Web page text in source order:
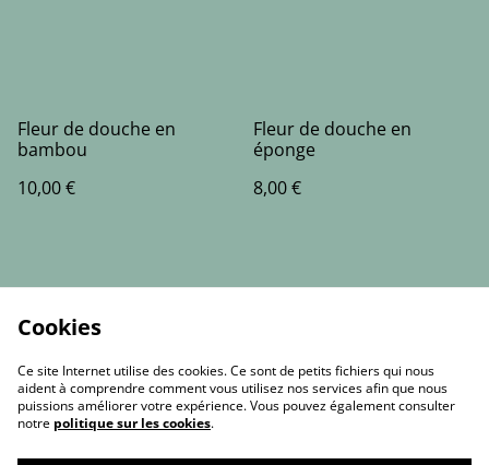
Fleur de douche en
bambou
10,00 €
Fleur de douche en
éponge
8,00 €
Cookies
Ce site Internet utilise des cookies. Ce sont de petits fichiers qui nous
aident à comprendre comment vous utilisez nos services afin que nous
puissions améliorer votre expérience. Vous pouvez également consulter
notre politique sur les cookies.